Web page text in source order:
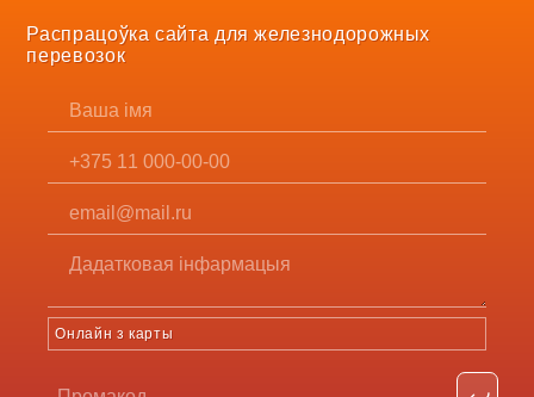
Распрацоўка сайта для железнодорожных
перевозок
Онлайн з карты